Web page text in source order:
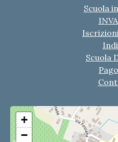
Scuola
Scuola
+
−